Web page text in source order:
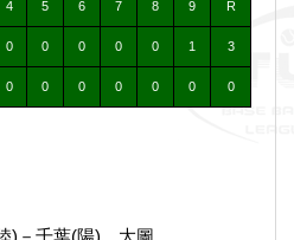
4 5 6 7 8 9 R
0 0 0 0 0 1 3
0 0 0 0 0 0 0